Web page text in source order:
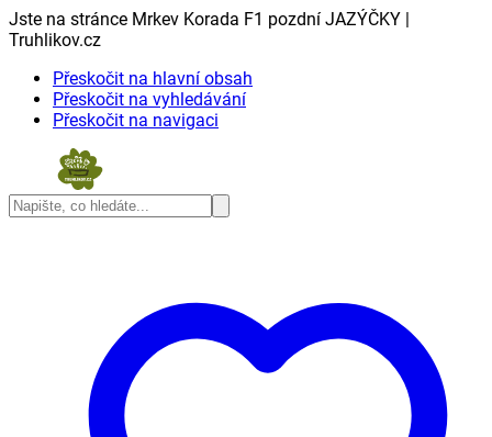
Jste na stránce Mrkev Korada F1 pozdní JAZÝČKY |
Truhlikov.cz
Přeskočit na hlavní obsah
Přeskočit na vyhledávání
Přeskočit na navigaci